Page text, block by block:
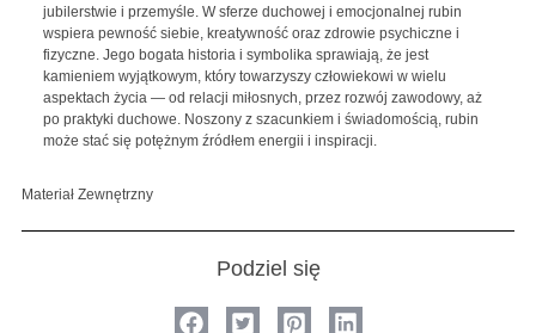
jubilerstwie i przemyśle. W sferze duchowej i emocjonalnej rubin
wspiera pewność siebie, kreatywność oraz zdrowie psychiczne i
fizyczne. Jego bogata historia i symbolika sprawiają, że jest
kamieniem wyjątkowym, który towarzyszy człowiekowi w wielu
aspektach życia — od relacji miłosnych, przez rozwój zawodowy, aż
po praktyki duchowe. Noszony z szacunkiem i świadomością, rubin
może stać się potężnym źródłem energii i inspiracji.
Materiał Zewnętrzny
Podziel się